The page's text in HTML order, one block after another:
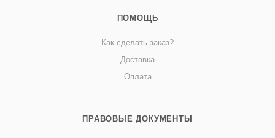
ПОМОЩЬ
Как сделать заказ?
Доставка
Оплата
ПРАВОВЫЕ ДОКУМЕНТЫ